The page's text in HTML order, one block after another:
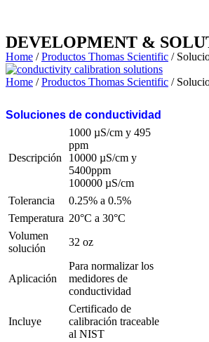
DEVELOPMENT &
Home /Productos Thomas Scientific /
Home /Productos Thomas Scientific /
Soluciones de conductividad
Descripción
1000 µS/cm y 495
ppm
10000 µS/cm y
5400ppm
100000 µS/cm
Tolerancia
0.25% a 0.5%
Temperatura 20°C a 30°C
Volumen
solución
32 oz
Aplicación
Para normalizar los
medidores de
conductividad
Incluye
Certificado de
calibración traceable
al NIST